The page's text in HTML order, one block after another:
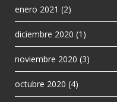
enero 2021 (2)
diciembre 2020 (1)
noviembre 2020 (3)
octubre 2020 (4)